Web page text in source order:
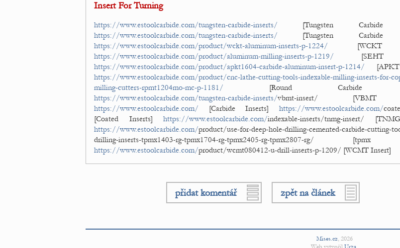
Insert For Turning
https://www.estoolcarbide.com/tungsten-carbide-inserts/ [Tungsten Carbide
https://www.estoolcarbide.com/tungsten-carbide-inserts/ [Tungsten Carbide
https://www.estoolcarbide.com/product/wckt-aluminum-inserts-p-1224/ [WCKT
https://www.estoolcarbide.com/product/aluminum-milling-inserts-p-1219/ [SEHT
https://www.estoolcarbide.com/product/apkt1604-carbide-aluminum-insert-p-1214/
https://www.estoolcarbide.com/product/cnc-lathe-cutting-tools-indexable-milling-inserts-for-
milling-cutters-rpmt1204mo-mc-p-1181/ [Round Carbide
https://www.estoolcarbide.com/tungsten-carbide-inserts/vbmt-insert/ [VBMT
https://www.estoolcarbide.com/ [Carbide Inserts] https://www.estoolcarbide.com/
[Coated Inserts] https://www.estoolcarbide.com/indexable-inserts/tnmg-insert/
https://www.estoolcarbide.com/product/use-for-deep-hole-drilling-cemented-carbide-cutting-
drilling-inserts-tpmx1403-rg-tpmx1704-rg-tpmx2405-rg-tpmx2807-rg/
https://www.estoolcarbide.com/product/wcmt080412-u-drill-inserts-p-1209/ [WCMT Insert]
přidat komentář zpět na článek
Mises.cz, 2026
Web vytvořil Urza